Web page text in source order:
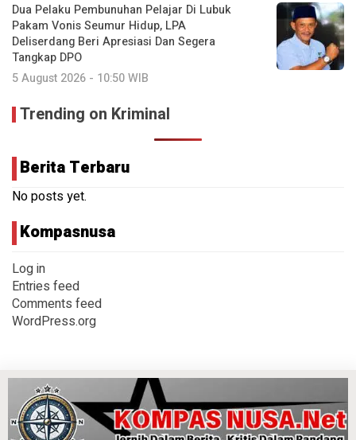
Dua Pelaku Pembunuhan Pelajar Di Lubuk
Pakam Vonis Seumur Hidup, LPA
Deliserdang Beri Apresiasi Dan Segera
Tangkap DPO
5 August 2026 - 10:50 WIB
Trending on Kriminal
Berita Terbaru
No posts yet.
Kompasnusa
Log in
Entries feed
Comments feed
WordPress.org